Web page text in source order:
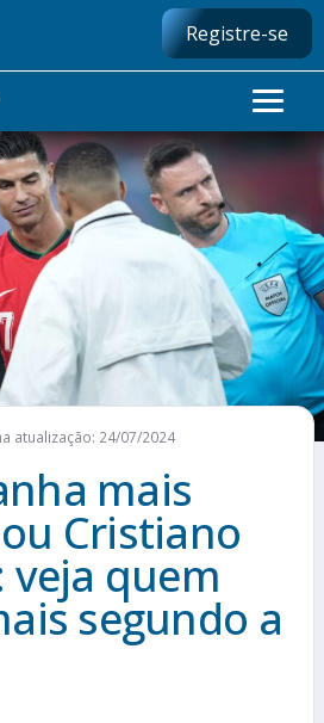
Registre-se
atualização: 24/07/2024
mais
Cristiano
veja quem
segundo a